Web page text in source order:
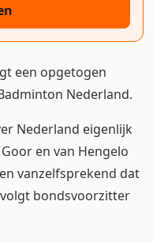
een opgetogen
Nederland.
Nederland eigenlijk
en van Hengelo
vanzelfsprekend dat
bondsvoorzitter